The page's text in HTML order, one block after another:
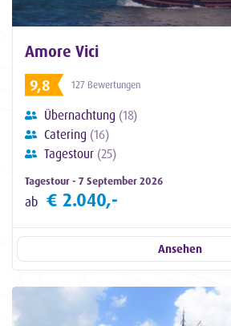
Amore Vici
9,8
127 Bewertungen
Übernachtung (18)
Catering (16)
Tagestour (25)
Tagestour - 7 September 2026
ab € 2.040,-
Ansehen